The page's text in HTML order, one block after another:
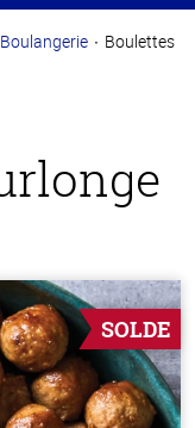
Boulangerie
Boulettes
SOLDE